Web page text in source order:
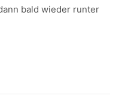
bald wieder runter